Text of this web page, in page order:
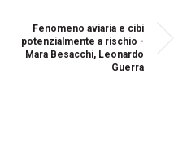
Fenomeno aviaria e cibi
potenzialmente a rischio -
Mara Besacchi, Leonardo
Guerra